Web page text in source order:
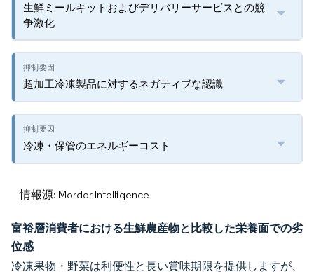
生鮮ミールキットおよびデリバリーサービスとの競
争激化
超加工冷凍製品に対するネガティブな認識
冷凍・保管のエネルギーコスト
情報源: Mordor Intelligence
富裕層消費者における生鮮農産物と比較した栄養面での劣
位感
冷凍果物・野菜は利便性と長い賞味期限を提供しますが、